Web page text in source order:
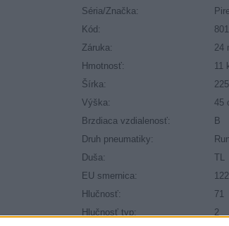
Séria/Značka:
Kód:
Záruka:
24
Hmotnosť:
11
Šírka:
Výška:
45
Brzdiaca vzdialenosť:
B
Druh pneumatiky:
Duša:
TL
EU smernica:
Hlučnosť:
71
Hlučnosť typ:
2